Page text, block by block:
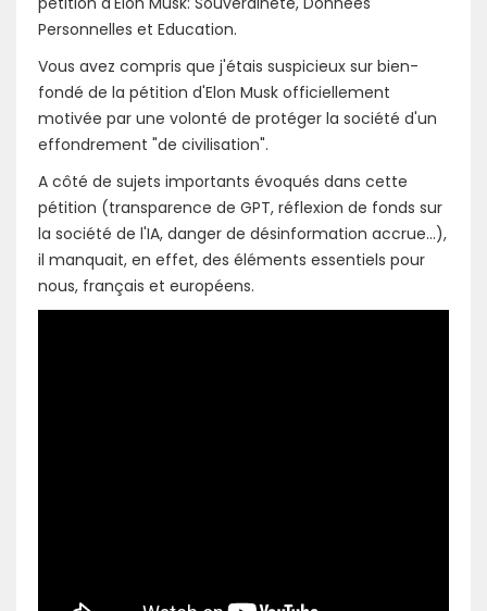
Personnelles et Education.
Vous avez compris que j'étais suspicieux sur bien-
fondé de la pétition d'Elon Musk officiellement
motivée par une volonté de protéger la société d'un
effondrement "de civilisation".
A côté de sujets importants évoqués dans cette
pétition (transparence de GPT, réflexion de fonds sur
la société de l'IA, danger de désinformation accrue...),
il manquait, en effet, des éléments essentiels pour
nous, français et européens.